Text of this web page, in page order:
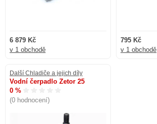
6 879 Kč
v 1 obchodě
795 Kč
v 1 obchodě
Další Chladiče a jejich díly
Vodní čerpadlo Zetor 25
0 %
(0 hodnocení)